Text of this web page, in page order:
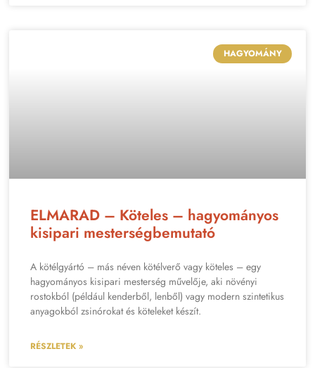
HAGYOMÁNY
ELMARAD – Köteles – hagyományos
kisipari mesterségbemutató
A kötélgyártó – más néven kötélverő vagy köteles – egy
hagyományos kisipari mesterség művelője, aki növényi
rostokból (például kenderből, lenből) vagy modern szintetikus
anyagokból zsinórokat és köteleket készít.
RÉSZLETEK »